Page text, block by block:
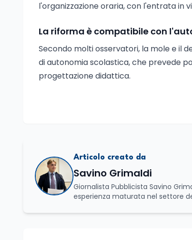
l'organizzazione oraria, con l'entrata in
La riforma è compatibile con
Secondo molti osservatori, la mole e il
di autonomia scolastica, che prevede
progettazione didattica.
Articolo creato da
Savino Grimaldi
Giornalista Pubblicista Savino
esperienza maturata nel settore
che legano istruzione,